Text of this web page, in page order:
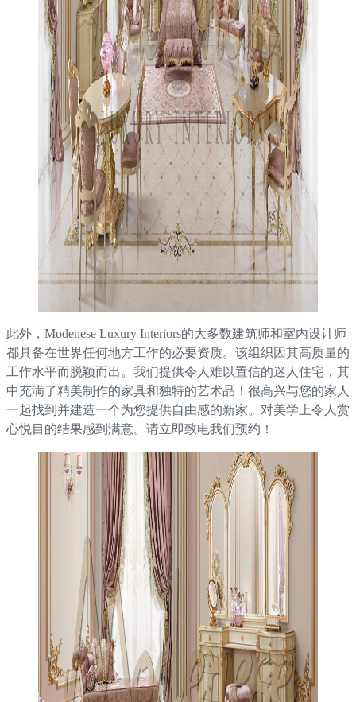
此外，Modenese Luxury Interiors的大多数建筑师和室内设计师
都具备在世界任何地方工作的必要资质。该组织因其高质量的
工作水平而脱颖而出。我们提供令人难以置信的迷人住宅，其
中充满了精美制作的家具和独特的艺术品！很高兴与您的家人
一起找到并建造一个为您提供自由感的新家。对美学上令人赏
心悦目的结果感到满意。请立即致电我们预约！